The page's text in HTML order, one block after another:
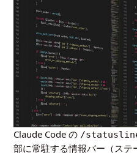
Claude Code の /
部に常駐する情報バー（ス